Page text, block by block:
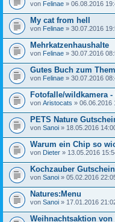
von Felinae » 06.08.2016
My cat from hell
von Felinae » 30.07.2016
Mehrkatzenhaushalte
von Felinae » 30.07.2016
Gutes Buch zum
von Felinae » 30.07.2016
Fotofalle/wildkamera -
von Aristocats » 06.06.2016
PETS Nature
von Sanoi » 18.05.2016
Warum ein Chip so
von Dieter » 13.05.2016
Kochzauber
von Sanoi » 05.02.2016
Natures:Menu
von Sanoi » 17.01.2016
Weihnachtsaktion von